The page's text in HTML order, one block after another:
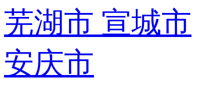
芜湖市 宣城市
安庆市